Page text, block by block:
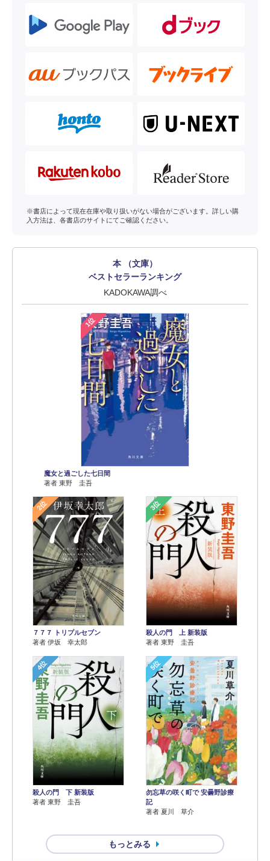
※書店によって現在在庫や取り扱いがない場合がございます。詳しい購
入方法は、各書店のサイトにてご確認ください。
本 （文庫）
ベストセラーランキング
KADOKAWA調べ
1位
魔女と過ごした七日間
著者 東野 圭吾
2位
７７７ トリプルセブン
著者 伊坂 幸太郎
3位
殺人の門 上 新装版
著者 東野 圭吾
4位
殺人の門 下 新装版
著者 東野 圭吾
5位
勿忘草の咲く町で 安曇野診療
記
著者 夏川 草介
もっとみる